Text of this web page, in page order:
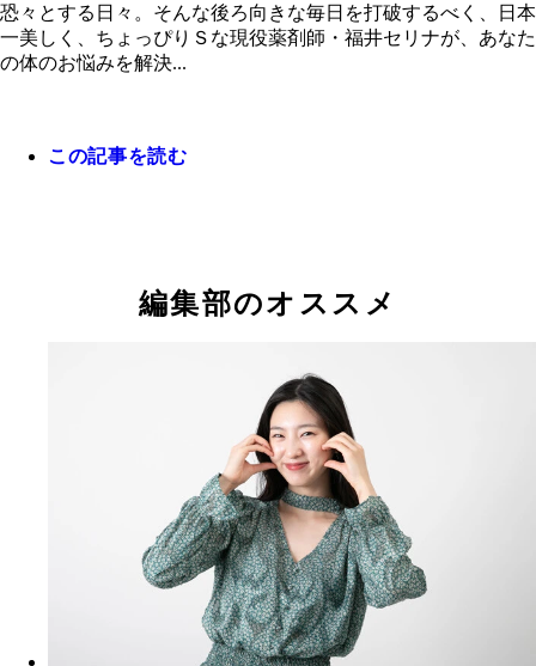
目元の印象って本当に大事♡
恐々とする日々。そんな後ろ向きな毎日を打破するべく、日本
一美しく、ちょっぴりＳな現役薬剤師・福井セリナが、あなた
の体のお悩みを解決...
この記事を読む
編集部のオススメ